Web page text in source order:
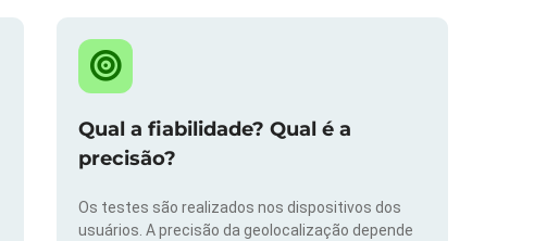
Qual a fiabilidade? Qual é a
precisão?
Os testes são realizados nos dispositivos dos
usuários. A precisão da geolocalização depende